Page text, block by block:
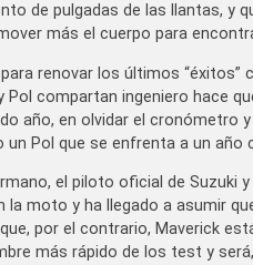
de pulgadas de las llantas,
más el cuerpo para
renovar los últimos
Pol compartan ingeniero hace
año, en olvidar el
un Pol que se enfrenta a un año
el piloto oficial de Suzuki
moto y ha llegado a asumir
por el contrario, Maverick
más rápido de los test y